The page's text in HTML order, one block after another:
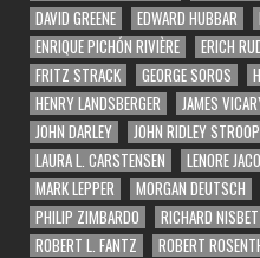
DAVID GREENE
EDWARD HUBBAR
ENRIQUE PICHÓN RIVIÈRE
ERICH
FRITZ STRACK
GEORGE SOROS
HENRY LANDSBERGER
JAMES
JOHN DARLEY
JOHN RIDLEY STROOP
LAURA L. CARSTENSEN
LENORE
MARK LEPPER
MORGAN DEUTSCH
PHILIP ZIMBARDO
RICHARD
ROBERT L. FANTZ
ROBERT